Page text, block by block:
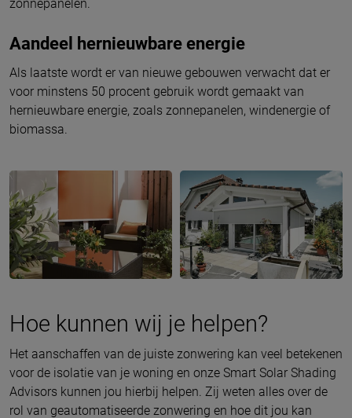
zonnepanelen.
Aandeel hernieuwbare energie
Als laatste wordt er van nieuwe gebouwen verwacht dat er
voor minstens 50 procent gebruik wordt gemaakt van
hernieuwbare energie, zoals zonnepanelen, windenergie of
biomassa.
Hoe kunnen wij je helpen?
Het aanschaffen van de juiste zonwering kan veel betekenen
voor de isolatie van je woning en onze Smart Solar Shading
Advisors kunnen jou hierbij helpen. Zij weten alles over de
rol van geautomatiseerde zonwering en hoe dit jou kan